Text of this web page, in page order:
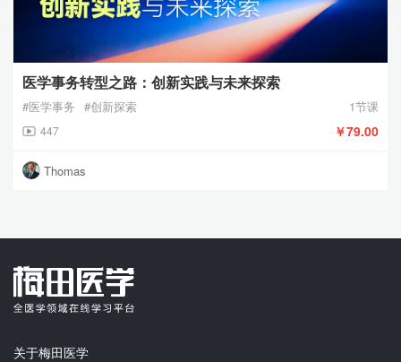
医学事务转型之路：创新实践与未来探索
#医学事务 #创新探索 1节课
447 ￥79.00
Thomas
关于梅田医学